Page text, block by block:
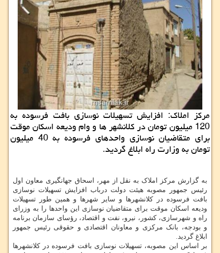
مرکز املاک: افزایش تسهیلات نوسازی بافت فرسوده به
120 میلیون تومان در کلانشهر ها و وام ودیعه اسکان موقت
برای متقاضیان نوسازی واحدهای فرسوده به 40 میلیون
تومان به وزارت راه ابلاغ گردید.
به گزارش مرکز املاک به نقل از مهر، اسحاق جهانگیری معاون اول
رئیس جمهور مصوبه هیئت دولت درباب افزایش تسهیلات نوسازی
بافت فرسوده در کلانشهرها و سایر شهرها و همین طور تسهیلات
ودیعه اسکان موقت برای متقاضیان نوسازی این واحدها را به وزرای
راه و شهرسازی، کشور، نیرو، نفت و اقتصاد، رؤسای سازمان برنامه
و بودجه، بانک مرکزی و معاونان اقتصادی و حقوقی رئیس جمهور
ابلاغ گردید.
بر اساس این مصوبه، تسهیلات نوسازی بافت فرسوده در کلانشهرها